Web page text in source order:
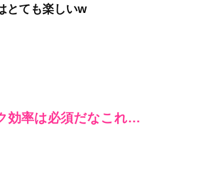
とても楽しいw
効率は必須だなこれ…